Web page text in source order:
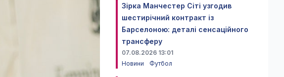
Зірка Манчестер Сіті узгодив
шестирічний контракт із
Барселоною: деталі сенсаційного
трансферу
07.08.2026 13:01
Новини
Футбол